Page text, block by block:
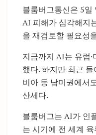
블룸버그통신은 5일
AI 피해가 심각해지
을 재검토할 필요성
지금까지 AI는 유럽·
했다. 하지만 최근 들
비아 등 남미권에서
산세다.
블룸버그는 AI가 인
는 시기에 전 세계